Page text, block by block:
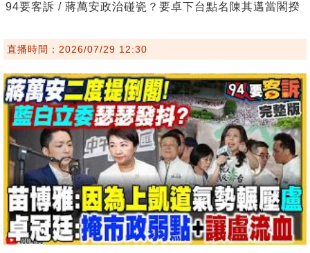
94要客訴 / 蔣萬安政治碰瓷？要卓下台點名陳其邁當閣揆
直播時間：2026/07/29 12:30